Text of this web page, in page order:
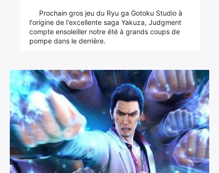
Prochain gros jeu du Ryu ga Gotoku Studio à
l'origine de l'excellente saga Yakuza, Judgment
compte ensoleiller notre été à grands coups de
pompe dans le derrière.